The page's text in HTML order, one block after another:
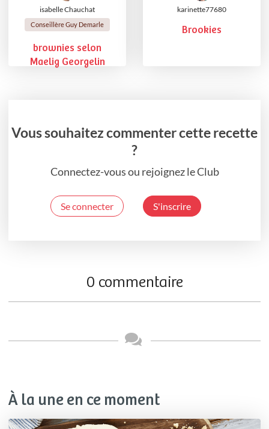
isabelle Chauchat
Conseillère Guy Demarle
brownies selon
Maelig Georgelin
karinette77680
Brookies
Vous souhaitez commenter cette recette
?
Connectez-vous ou rejoignez le Club
Se connecter S'inscrire
0 commentaire
À la une en ce moment